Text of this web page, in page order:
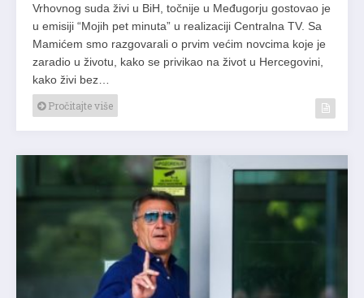
Vrhovnog suda živi u BiH, točnije u Međugorju gostovao je
u emisiji “Mojih pet minuta” u realizaciji Centralna TV. Sa
Mamićem smo razgovarali o prvim većim novcima koje je
zaradio u životu, kako se privikao na život u Hercegovini,
kako živi bez…
Pročitajte više